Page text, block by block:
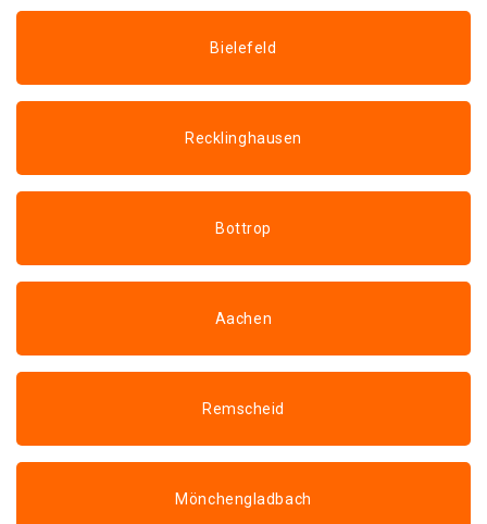
Bielefeld
Recklinghausen
Bottrop
Aachen
Remscheid
Mönchengladbach